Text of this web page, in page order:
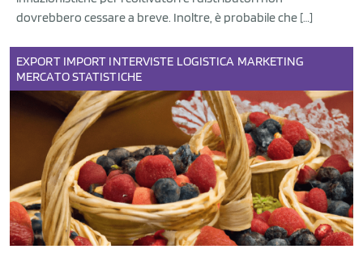
dovrebbero cessare a breve. Inoltre, è probabile che […]
EXPORT IMPORT INTERVISTE LOGISTICA MARKETING
MERCATOSTATISTICHE